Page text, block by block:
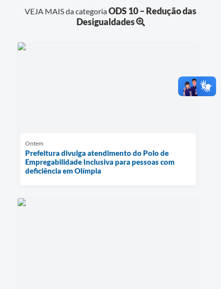
VEJA MAIS da categoriaODS 10 – Redução das
Desigualdades
Ontem
Prefeitura divulga atendimento do Polo de
Empregabilidade Inclusiva para pessoas com
deficiência em Olímpia